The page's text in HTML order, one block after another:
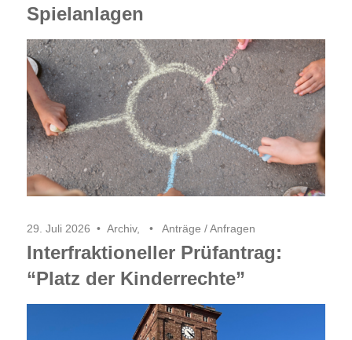
Spielanlagen
29. Juli 2026 Archiv, Anträge / Anfragen
Interfraktioneller Prüfantrag:
“Platz der Kinderrechte”